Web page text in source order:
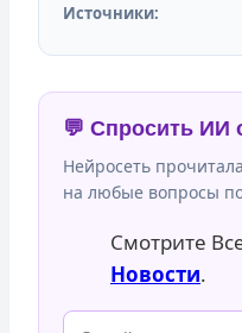
Источники:
💬 Спросить ИИ
Нейросеть
на любые вопросы по
Смотрите
Новости.